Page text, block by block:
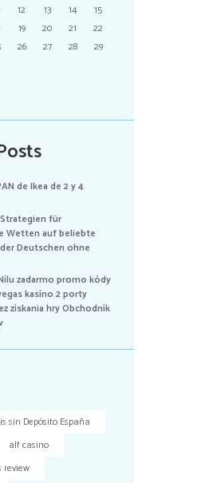
12 13 14
15
19 20 21
22
26 27 28
29
de Ikea de 2 y 4
für
Wetten auf beliebte
Deutschen ohne
zadarmo promo kódy
kasíno 2 porty
získania hry Obchodník
sin Depósito España
alf casino
review